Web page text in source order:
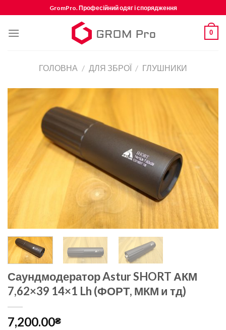
to
content
GromPro. Професійний одяг і спорядження
0
ГОЛОВНА / ДЛЯ ЗБРОЇ / ГЛУШНИКИ
Саундмодератор Astur SHORT АКМ
7,62×39 14×1 Lh (ФОРТ, МКМ и тд)
7,200.00₴